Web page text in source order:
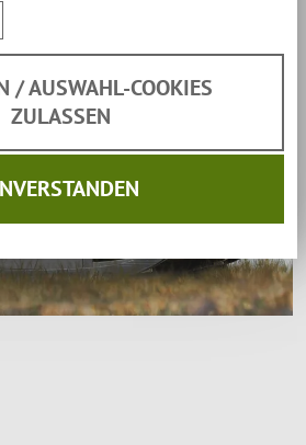
/ AUSWAHL-COOKIES
ZULASSEN